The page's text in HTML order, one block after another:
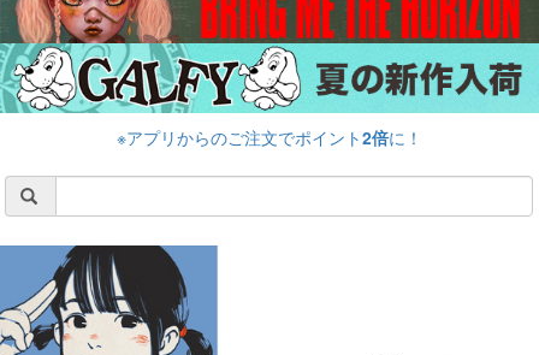
※アプリからのご注文でポイント2倍に！